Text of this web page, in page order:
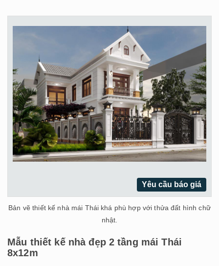
Yêu cầu báo giá
Bản vẽ thiết kế nhà mái Thái khá phù hợp với thửa đất hình chữ
nhật.
Mẫu thiết kế nhà đẹp 2 tầng mái Thái
8x12m